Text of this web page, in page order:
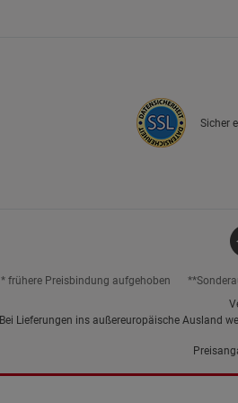
Sicher
* frühere Preisbindung aufgehoben
Bei Lieferungen ins außereuropäische Ausland